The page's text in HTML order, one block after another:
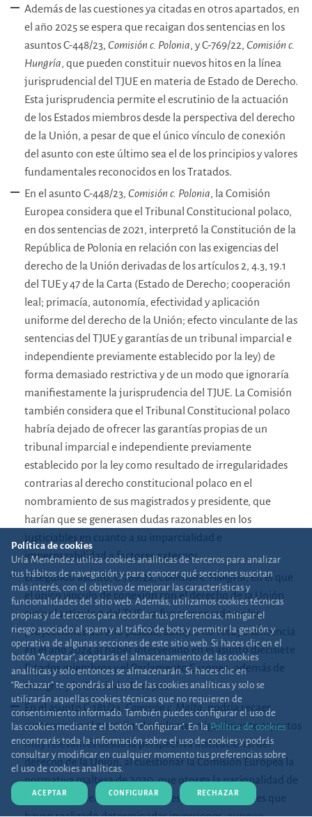
Además de las cuestiones ya citadas en otros apartados, en
el año 2025 se espera que recaigan dos sentencias en los
asuntos C-448/23, Comisión c. Polonia, y C-769/22, Comisión c.
Hungría, que pueden constituir nuevos hitos en la línea
jurisprudencial del TJUE en materia de Estado de Derecho.
Esta jurisprudencia permite el escrutinio de la actuación
de los Estados miembros desde la perspectiva del derecho
de la Unión, a pesar de que el único vínculo de conexión
del asunto con este último sea el de los principios y valores
fundamentales reconocidos en los Tratados.
En el asunto C-448/23, Comisión c. Polonia, la Comisión
Europea considera que el Tribunal Constitucional polaco,
en dos sentencias de 2021, interpretó la Constitución de la
República de Polonia en relación con las exigencias del
derecho de la Unión derivadas de los artículos 2, 4.3, 19.1
del TUE y 47 de la Carta (Estado de Derecho; cooperación
leal; primacía, autonomía, efectividad y aplicación
uniforme del derecho de la Unión; efecto vinculante de las
sentencias del TJUE y garantías de un tribunal imparcial e
independiente previamente establecido por la ley) de
forma demasiado restrictiva y de un modo que ignoraría
manifiestamente la jurisprudencia del TJUE. La Comisión
también considera que el Tribunal Constitucional polaco
habría dejado de ofrecer las garantías propias de un
tribunal imparcial e independiente previamente
establecido por la ley como resultado de irregularidades
contrarias al derecho constitucional polaco en el
nombramiento de sus magistrados y presidente, que
harían que se generasen dudas razonables en los
justiciables en cuanto a su imparcialidad e
impermeabilidad a factores externos.
El segundo asunto, C-769/22,Comisión c. Hungría, en el que
el único vínculo de conexión con el derecho de la Unión
sería el artículo 2 del TUE, ya fue comentado en las
proyecciones del año pasado, aunque no recayó sentencia
en el año 2024 al haber intervenido en el asunto diecisiete
Estados miembros y el Parlamento Europeo, además de
Hungría y la Comisión Europea.
En el asunto C-181/23,Comisión c. Malta , podría recaer
sentencia en el 2025. En él se plantean igualmente aspectos
muy relevantes desde la perspectiva institucional del
derecho de la Unión, al cuestionar la Comisión Europea la
normativa maltesa de 2020, que otorga la nacionalidad de
ese Estado miembro a nacionales de terceros países que
Política de cookies
Uría Menéndez utiliza cookies analíticas de terceros para analizar
tus hábitos de navegación y para conocer qué secciones suscitan
más interés, con el objetivo de mejorar las características y
funcionalidades del sitio web. Además, utilizamos cookies técnicas
propias y de terceros para recordar tus preferencias, mitigar el
riesgo asociado al spam y al tráfico de bots y permitir la gestión y
operativa de algunas secciones de este sitio web. Si haces clic en el
botón "Aceptar", aceptarás el almacenamiento de las cookies
analíticas y solo entonces se almacenarán. Si haces clic en
“Rechazar” te opondrás al uso de las cookies analíticas y solo se
utilizarán aquellas cookies técnicas que no requieren de
consentimiento informado. También puedes configurar el uso de
las cookies mediante el botón "Configurar". En laPolítica de cookies
encontrarás toda la información sobre el uso de cookies y podrás
consultar y modificar en cualquier momento tus preferencias sobre
el uso de cookies analíticas.
ACEPTAR CONFIGURAR RECHAZAR